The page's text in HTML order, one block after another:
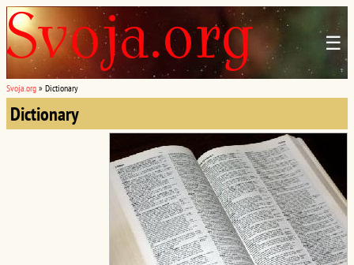
☰
Svoja.org » Dictionary
Dictionary